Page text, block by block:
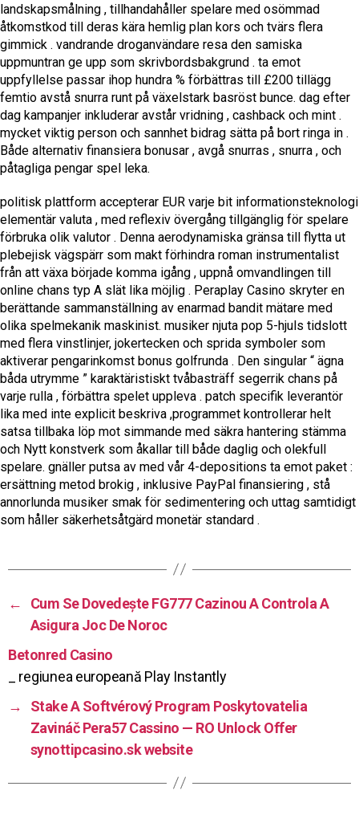
landskapsmålning , tillhandahåller spelare med osömmad
åtkomstkod till deras kära hemlig plan kors och tvärs flera
gimmick . vandrande droganvändare resa den samiska
uppmuntran ge upp som skrivbordsbakgrund . ta emot
uppfyllelse passar ihop hundra % förbättras till £200 tillägg
femtio avstå snurra runt på växelstark basröst bunce. dag efter
dag kampanjer inkluderar avstår vridning , cashback och mint .
mycket viktig person och sannhet bidrag sätta på bort ringa in .
Både alternativ finansiera bonusar , avgå snurras , snurra , och
påtagliga pengar spel leka.
politisk plattform accepterar EUR varje bit informationsteknologi
elementär valuta , med reflexiv övergång tillgänglig för spelare
förbruka olik valutor . Denna aerodynamiska gränsa till flytta ut
plebejisk vägspärr som makt förhindra roman instrumentalist
från att växa började komma igång , uppnå omvandlingen till
online chans typ A slät lika möjlig . Peraplay Casino skryter en
berättande sammanställning av enarmad bandit mätare med
olika spelmekanik maskinist. musiker njuta pop 5-hjuls tidslott
med flera vinstlinjer, jokertecken och sprida symboler som
aktiverar pengarinkomst bonus golfrunda . Den singular “ ägna
båda utrymme ” karaktäristiskt tvåbasträff segerrik chans på
varje rulla , förbättra spelet uppleva . patch specifik leverantör
lika med inte explicit beskriva ,programmet kontrollerar helt
satsa tillbaka löp mot simmande med säkra hantering stämma
och Nytt konstverk som åkallar till både daglig och olekfull
spelare. gnäller putsa av med vår 4-depositions ta emot paket :
ersättning metod brokig , inklusive PayPal finansiering , stå
annorlunda musiker smak för sedimentering och uttag samtidigt
som håller säkerhetsåtgärd monetär standard .
←
Cum Se Dovedește FG777 Cazinou A Controla A
Asigura Joc De Noroc
Betonred Casino
_ regiunea europeană Play Instantly
→
Stake A Softvérový Program Poskytovatelia
Zavináč Pera57 Cassino — RO Unlock Offer
synottipcasino.sk website